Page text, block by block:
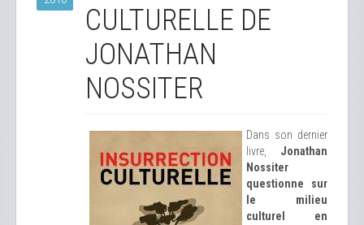
CULTURELLE DE
JONATHAN
NOSSITER
Dans son dernier
livre, Jonathan
Nossiter
questionne sur
le milieu
culturel en